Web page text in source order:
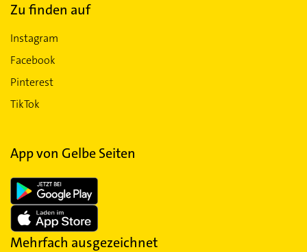
Zu finden auf
Instagram
Facebook
Pinterest
TikTok
App von Gelbe Seiten
Mehrfach ausgezeichnet